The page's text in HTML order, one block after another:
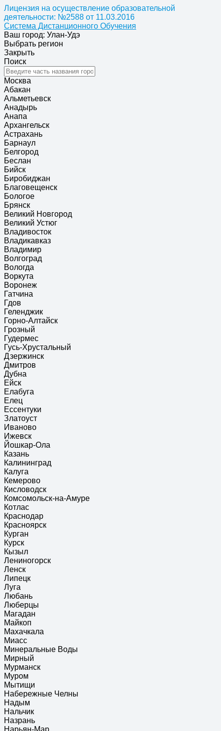
Лицензия на осуществление образовательной
деятельности: №2588 от 11.03.2016
Система Дистанционного Обучения
Ваш город: Улан-Удэ
Выбрать регион
Закрыть
Поиск
Москва
Абакан
Альметьевск
Анадырь
Анапа
Архангельск
Астрахань
Барнаул
Белгород
Беслан
Бийск
Биробиджан
Благовещенск
Бологое
Брянск
Великий Новгород
Великий Устюг
Владивосток
Владикавказ
Владимир
Волгоград
Вологда
Воркута
Воронеж
Гатчина
Гдов
Геленджик
Горно-Алтайск
Грозный
Гудермес
Гусь-Хрустальный
Дзержинск
Дмитров
Дубна
Ейск
Елабуга
Елец
Ессентуки
Златоуст
Иваново
Ижевск
Йошкар-Ола
Казань
Калининград
Калуга
Кемерово
Кисловодск
Комсомольск-на-Амуре
Котлас
Краснодар
Красноярск
Курган
Курск
Кызыл
Лениногорск
Ленск
Липецк
Луга
Любань
Люберцы
Магадан
Майкоп
Махачкала
Миасс
Минеральные Воды
Мирный
Мурманск
Муром
Мытищи
Набережные Челны
Надым
Нальчик
Назрань
Нарьян-Мар